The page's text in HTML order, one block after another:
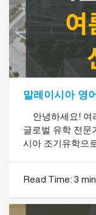
말레이시아 영
안녕하세요! 여
글로벌 유학 전문
시아 조기유학으
Read Time: 3